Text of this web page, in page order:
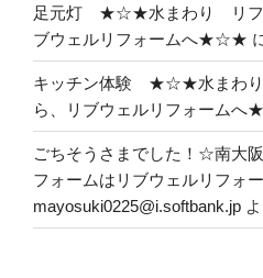
足元灯 ★☆★水まわり リフ
ブウェルリフォームへ★☆★
キッチン体験 ★☆★水まわ
ら、リブウェルリフォーム
ごちそうさまでした！☆南大
フォームはリブウェルリフォ
mayosuki0225@i.softbank.jp